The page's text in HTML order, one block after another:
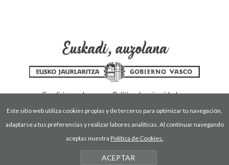
Condiciones de uso
Política de privacidad
Política de cookies
Este sitio web utiliza cookies propias y de terceros para optimizar tu navegación,
adaptarse a tus preferencias y realizar labores analíticas. Al continuar navegando
aceptas nuestra Política de Cookies.
ACEPTAR